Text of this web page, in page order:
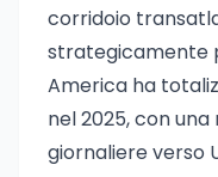
corridoio
strategicamente
America ha
nel 2025, con
giornaliere verso